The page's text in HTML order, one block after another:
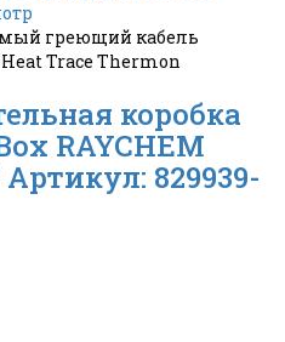
греющий кабель
Trace Thermon
коробка
RAYCHEM
Артикул: 829939-